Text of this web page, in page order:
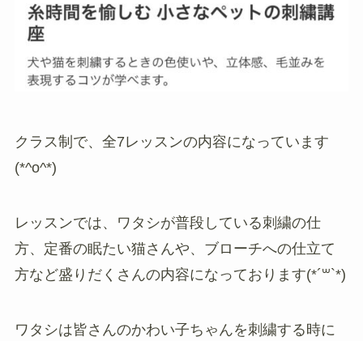
クラス制で、全7レッスンの内容になっています
(*^o^*)
レッスンでは、ワタシが普段している刺繍の仕
方、定番の眠たい猫さんや、ブローチへの仕立て
方など盛りだくさんの内容になっております(*´꒳`*)
ワタシは皆さんのかわい子ちゃんを刺繍する時に